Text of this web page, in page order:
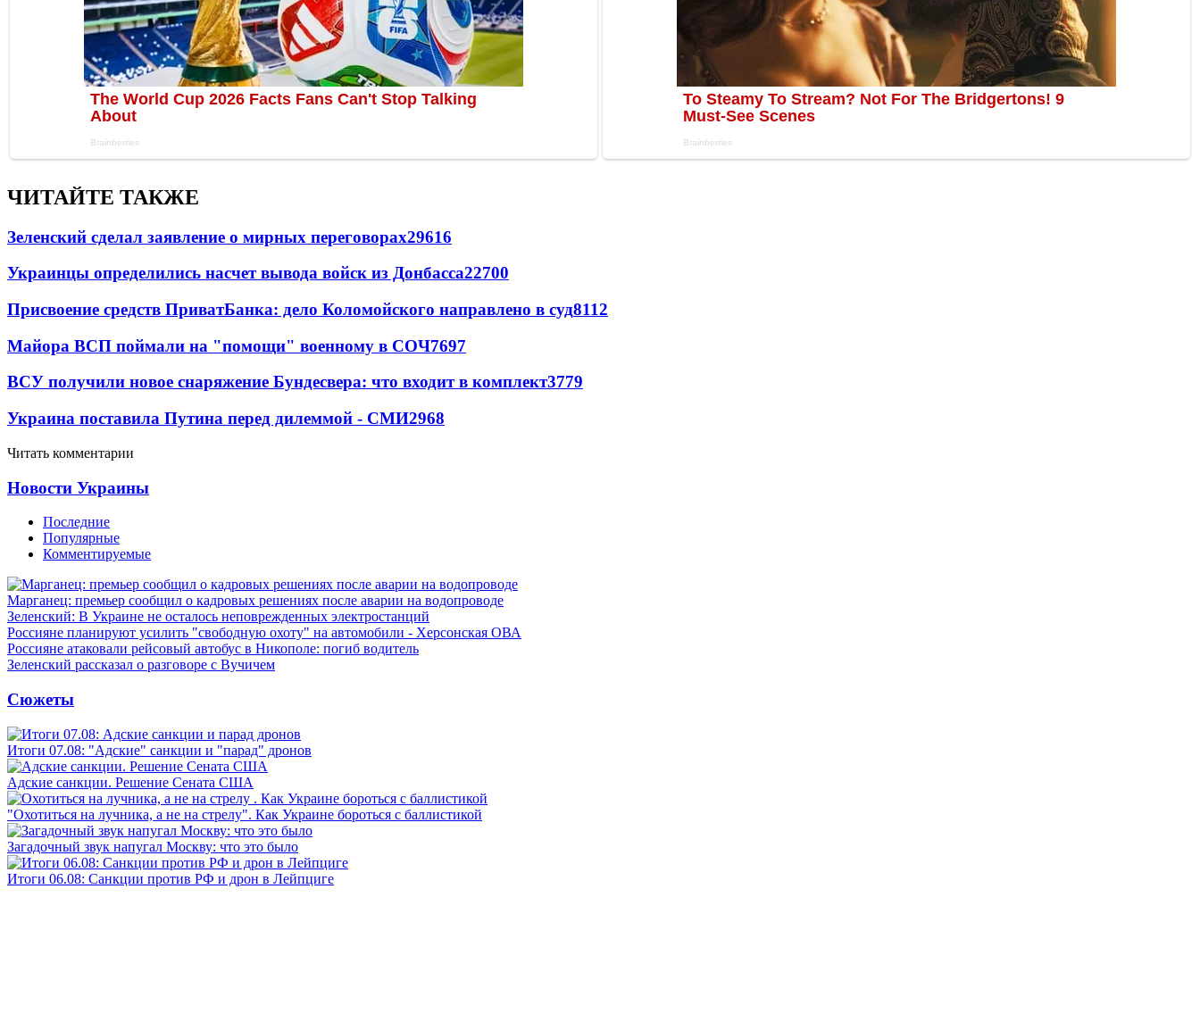
ЧИТАЙТЕ ТАКЖЕ
Зеленский сделал заявление о мирных переговорах29616
Украинцы определились насчет вывода войск из Донбасса22700
Присвоение средств ПриватБанка: дело Коломойского направлено в суд8112
Майора ВСП поймали на "помощи" военному в СОЧ7697
ВСУ получили новое снаряжение Бундесвера: что входит в комплект3779
Украина поставила Путина перед дилеммой - СМИ2968
Читать комментарии
Новости Украины
Последние
Популярные
Комментируемые
Марганец: премьер сообщил о кадровых решениях после аварии на водопроводе
Зеленский: В Украине не осталось неповрежденных электростанций
Россияне планируют усилить "свободную охоту" на автомобили - Херсонская ОВА
Россияне атаковали рейсовый автобус в Никополе: погиб водитель
Зеленский рассказал о разговоре с Вучичем
Сюжеты
Итоги 07.08: "Адские" санкции и "парад" дронов
Адские санкции. Решение Сената США
"Охотиться на лучника, а не на стрелу". Как Украине бороться с баллистикой
Загадочный звук напугал Москву: что это было
Итоги 06.08: Санкции против РФ и дрон в Лейпциге